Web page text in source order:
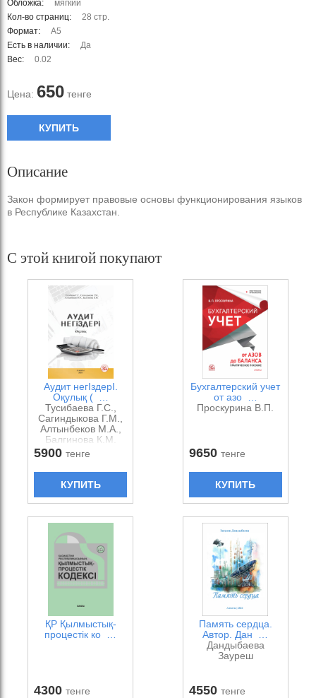
Обложка:
мягкий
Кол-во страниц:
28 стр.
Формат:
А5
Есть в наличии:
Да
Вес:
0.02
Цена: 650 тенге
КУПИТЬ
Описание
Закон формирует правовые основы функционирования языков
в Республике Казахстан.
С этой книгой покупают
Аудит негІздерІ.
Оқулық ( …
Тусибаева Г.С.,
Сагиндыкова Г.М.,
Алтынбеков М.А.,
Балгинова К.М.
5900тенге
КУПИТЬ
Бухгалтерский учет
от азо …
Проскурина В.П.
9650 тенге
КУПИТЬ
ҚР Қылмыстық-
процестік ко …
4300тенге
Память сердца.
Автор. Дан …
Дандыбаева
Зауреш
4550 тенге